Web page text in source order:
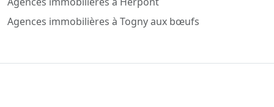
Agences immobilières à Togny aux bœufs